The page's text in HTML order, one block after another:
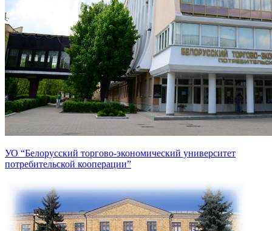
УО “Белорусский торгово-экономический университет
потребительской кооперации”